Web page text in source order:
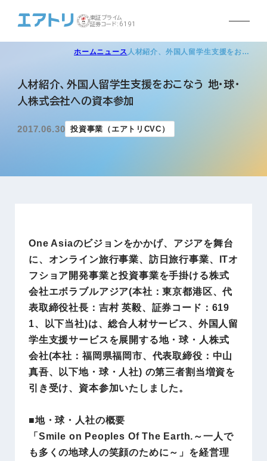
東証プライム
証券コード:6191
ホームニュース 人材紹介、外国人留学生支援をお…
人材紹介、外国人留学生支援をおこなう 地・球・
人株式会社への資本参加
2017.06.30 投資事業（エアトリCVC）
One Asiaのビジョンをかかげ、アジアを舞台
に、オンライン旅行事業、訪日旅行事業、ITオ
フショア開発事業と投資事業を手掛ける株式
会社エボラブルアジア(本社：東京都港区、代
表取締役社長：吉村 英毅、証券コード：619
1、以下当社)は、総合人材サービス、外国人留
学生支援サービスを展開する地・球・人株式
会社(本社：福岡県福岡市、代表取締役：中山
真吾、以下地・球・人社) の第三者割当増資を
引き受け、資本参加いたしました。
■地・球・人社の概要
「Smile on Peoples Of The Earth.～一人で
も多くの地球人の笑顔のために～」を経営理